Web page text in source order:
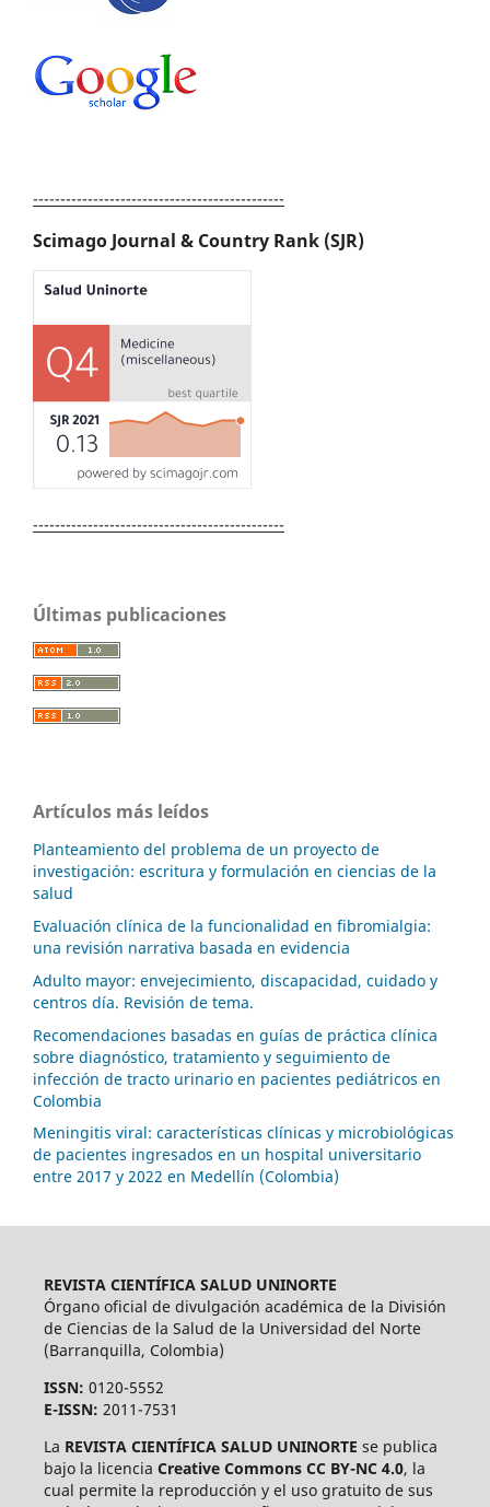
----------------------------------------------
Scimago Journal & Country Rank (SJR)
----------------------------------------------
Últimas publicaciones
Artículos más leídos
Planteamiento del problema de un proyecto de
investigación: escritura y formulación en ciencias de la
salud
Evaluación clínica de la funcionalidad en fibromialgia:
una revisión narrativa basada en evidencia
Adulto mayor: envejecimiento, discapacidad, cuidado y
centros día. Revisión de tema.
Recomendaciones basadas en guías de práctica clínica
sobre diagnóstico, tratamiento y seguimiento de
infección de tracto urinario en pacientes pediátricos en
Colombia
Meningitis viral: características clínicas y microbiológicas
de pacientes ingresados en un hospital universitario
entre 2017 y 2022 en Medellín (Colombia)
REVISTA CIENTÍFICA SALUD UNINORTE
Órgano oficial de divulgación académica de la División
de Ciencias de la Salud de la Universidad del Norte
(Barranquilla, Colombia)
ISSN: 0120-5552
E-ISSN: 2011-7531
La REVISTA CIENTÍFICA SALUD UNINORTE se publica
bajo la licencia Creative Commons CC BY-NC 4.0, la
cual permite la reproducción y el uso gratuito de sus